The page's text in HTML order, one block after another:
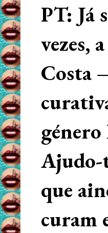
PT: Já
vezes,
Costa
Ajudo-
que
curam